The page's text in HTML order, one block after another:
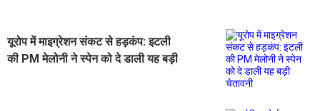
यूरोप में माइग्रेशन संकट से हड़कंप: इटली
की PM मेलोनी ने स्पेन को दे डाली यह बड़ी